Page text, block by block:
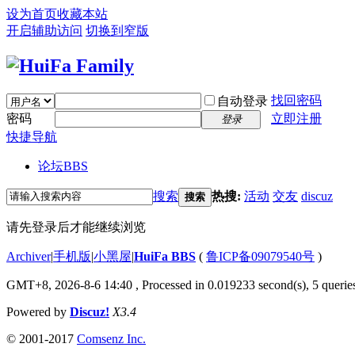
设为首页收藏本站
开启辅助访问 切换到窄版
自动登录 找回密码
密码
登录
立即注册
快捷导航
论坛BBS
搜索 搜索 热搜: 活动 交友 discuz
请先登录后才能继续浏览
Archiver|手机版|小黑屋|HuiFa BBS ( 鲁ICP备09079540号 )
GMT+8, 2026-8-6 14:40 , Processed in 0.019233 second(s), 5
Powered by Discuz! X3.4
© 2001-2017 Comsenz Inc.